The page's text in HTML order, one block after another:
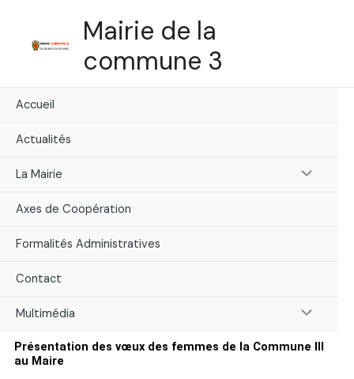
content
Mairie de la
commune 3
Accueil
Actualités
La Mairie Menu
Axes de Coopération
Formalités Administratives
Contact
Multimédia Menu
Toggle
Présentation des vœux des femmes de la Commune III
au Maire